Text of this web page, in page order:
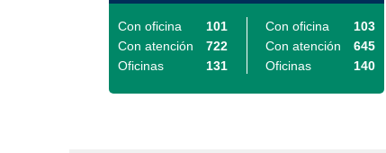
Con oficina
101
Con atención
722
Oficinas
131
Con oficina
103
Con atención
645
Oficinas
140